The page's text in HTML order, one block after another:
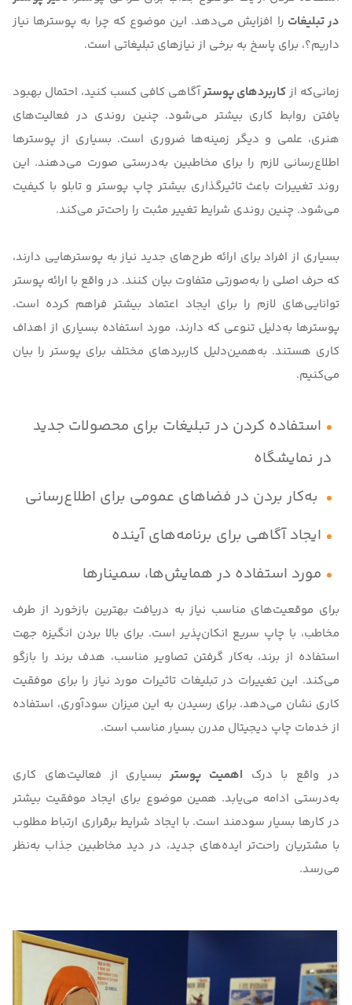
در تبلیغات را افزایش می‌دهد. این موضوع که چرا به پوسترها نیاز
داریم؟، برای پاسخ به برخی از نیازهای تبلیغاتی است.
زمانی‌که ازکاربردهای پوسترآگاهی کافی کسب کنید، احتمال بهبود
یافتن روابط کاری بیشتر می‌شود. چنین روندی در فعالیت‌های
هنری، علمی و دیگر زمینه‌ها ضروری است. بسیاری از پوسترها
اطلاع‌رسانی لازم را برای مخاطبین به‌درستی صورت می‌دهند. این
روند تغییرات باعث تاثیرگذاری بیشتر چاپ پوستر و تابلو با کیفیت
می‌شود. چنین روندی شرایط تغییر مثبت را راحت‌تر می‌کند.
بسیاری از افراد برای ارائه طرح‌های جدید نیاز به پوسترهایی دارند،
که حرف اصلی را به‌صورتی متفاوت بیان کنند. در واقع با ارائه پوستر
توانایی‌های لازم را برای ایجاد اعتماد بیشتر فراهم کرده است.
پوسترها به‌دلیل تنوعی که دارند، مورد استفاده بسیاری از اهداف
کاری هستند. به‌همین‌دلیل کاربردهای مختلف برای پوستر را بیان
می‌کنیم.
استفاده کردن در تبلیغات برای محصولات جدید
در نمایشگاه
به‌کار بردن در فضاهای عمومی برای اطلاع‌رسانی
ایجاد آگاهی برای برنامه‌های آینده
مورد استفاده در همایش‌ها، سمینارها
برای موقعیت‌های مناسب نیاز به دریافت بهترین بازخورد از طرف
مخاطب، با چاپ سریع انکان‌پذیر است. برای بالا بردن انگیزه جهت
استفاده از برند، به‌کار گرفتن تصاویر مناسب، هدف برند را بازگو
می‌کند. این تغییرات در تبلیغات تاثیرات مورد نیاز را برای موفقیت
کاری نشان می‌دهد. برای رسیدن به این میزان سودآوری، استفاده
از خدمات چاپ دیجیتال مدرن بسیار مناسب است.
در واقع با درک اهمیت پوستر بسیاری از فعالیت‌های کاری
به‌درستی ادامه می‌یابد. همین موضوع برای ایجاد موفقیت بیشتر
در کارها بسیار سودمند است. با ایجاد شرایط برقراری ارتباط مطلوب
با مشتریان راحت‌تر ایده‌های جدید، در دید مخاطبین جذاب به‌نظر
می‌رسد.